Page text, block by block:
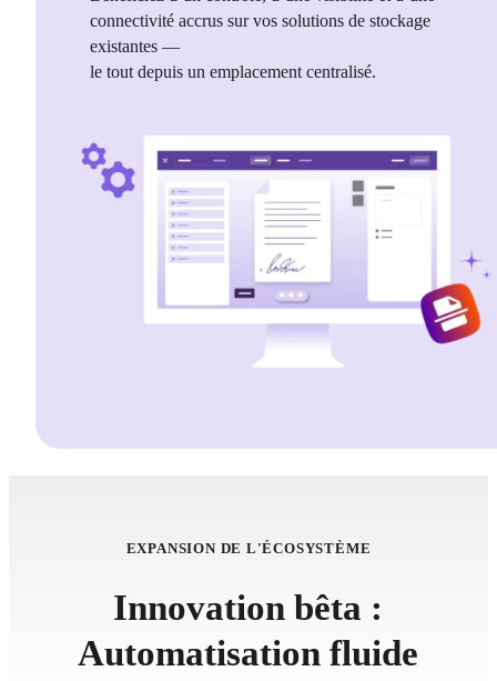
connectivité accrus sur vos solutions de stockage
existantes —
le tout depuis un emplacement centralisé.
EXPANSION DE L'ÉCOSYSTÈME
Innovation bêta :
Automatisation fluide